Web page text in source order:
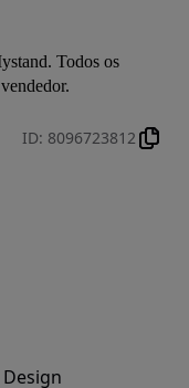
Todos os
ID: 8096723812